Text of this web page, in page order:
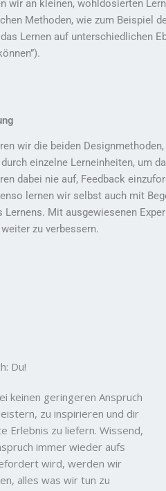
wir an kleinen, wohldosierten
Methoden, wie zum Beispiel
Lernen auf unterschiedlichen
wir die beiden
einzelne Lerneinheiten, um
dabei nie auf, Feedback
lernen wir selbst auch mit
Mit ausgewiesenen
zu verbessern.
Du!
keinen geringeren Anspruch
zu inspirieren und dir
Erlebnis zu liefern. Wissend,
immer wieder aufs
wird, werden wir
alles was wir tun zu